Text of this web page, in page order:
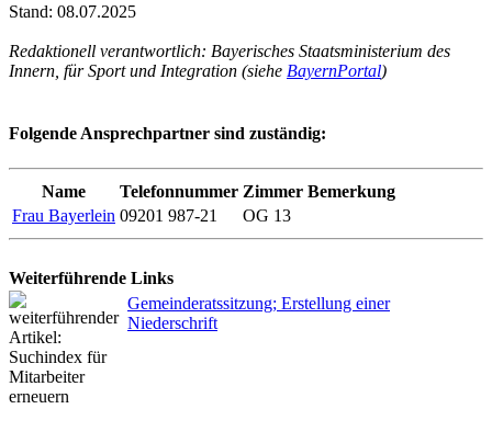
Stand: 08.07.2025
Redaktionell verantwortlich: Bayerisches Staatsministerium des
Innern, für Sport und Integration (siehe BayernPortal)
Folgende Ansprechpartner sind zuständig:
Name Telefonnummer Zimmer Bemerkung
Frau Bayerlein 09201 987-21 OG 13
Weiterführende Links
Gemeinderatssitzung; Erstellung einer
Niederschrift